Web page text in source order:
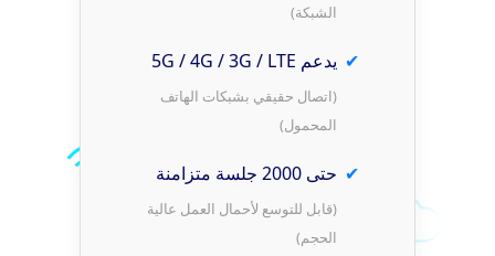
الشبكة)
يدعم 5G / 4G / 3G / LTE
(اتصال حقيقي بشبكات الهاتف
المحمول)
حتى 2000 جلسة متزامنة
(قابل للتوسع لأحمال العمل عالية
الحجم)